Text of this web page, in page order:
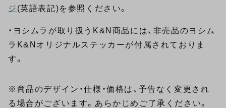
ジ (英語表記)を参照ください。
・ヨシムラが取り扱うK&N商品には、非売品のヨシム
ラK&Nオリジナルステッカーが付属されておりま
す。
※商品のデザイン・仕様・価格は、予告なく変更され
る場合がございます。あらかじめご了承ください。